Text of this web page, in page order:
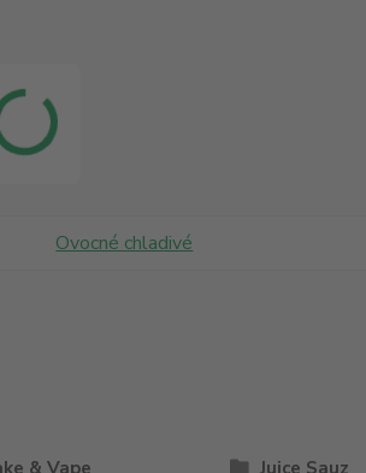
Ovocné chladivé
& Vape Juice Sauz